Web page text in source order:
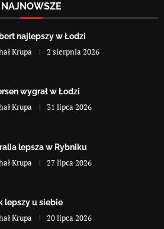
NAJNOWSZE
najlepszy w Łodzi
Krupa 2 sierpnia 2026
wygrał w Łodzi
Krupa 31 lipca 2026
lepsza w Rybniku
Krupa 27 lipca 2026
lepszy u siebie
Krupa 20 lipca 2026